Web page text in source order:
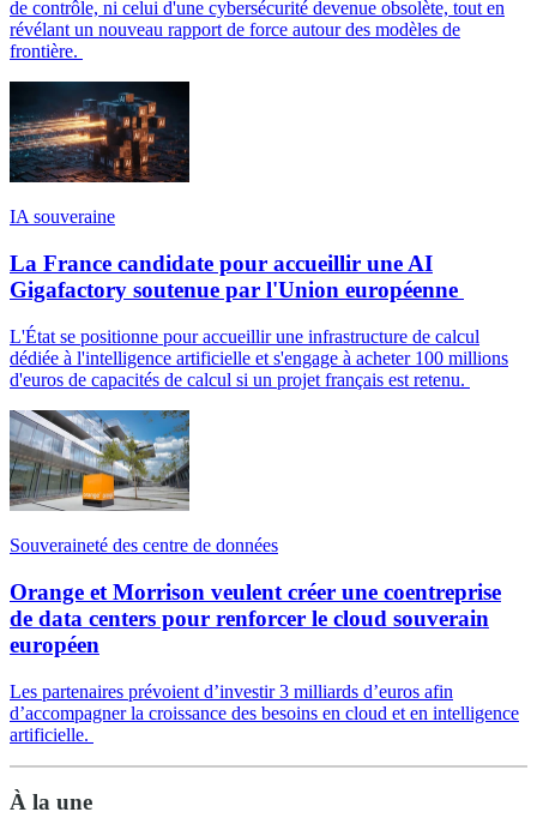
de contrôle, ni celui d'une cybersécurité devenue obsolète, tout en
révélant un nouveau rapport de force autour des modèles de
frontière.
IA souveraine
La France candidate pour accueillir une AI
Gigafactory soutenue par l'Union européenne
L'État se positionne pour accueillir une infrastructure de calcul
dédiée à l'intelligence artificielle et s'engage à acheter 100 millions
d'euros de capacités de calcul si un projet français est retenu.
Souveraineté des centre de données
Orange et Morrison veulent créer une coentreprise
de data centers pour renforcer le cloud souverain
européen
Les partenaires prévoient d’investir 3 milliards d’euros afin
d’accompagner la croissance des besoins en cloud et en intelligence
artificielle.
À la une